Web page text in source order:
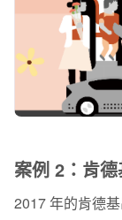
案例 2：肯
2017 年的肯德